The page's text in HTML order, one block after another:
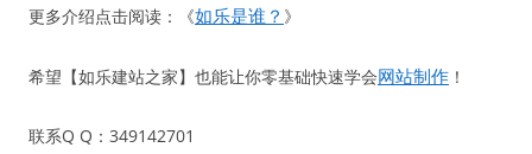
更多介绍点击阅读：《如乐是谁？ 》
希望【如乐建站之家】也能让你零基础快速学会网站制作 ！
联系Q Q：349142701